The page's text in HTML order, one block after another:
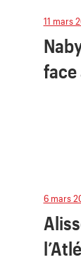
11 mars
face
6 mars